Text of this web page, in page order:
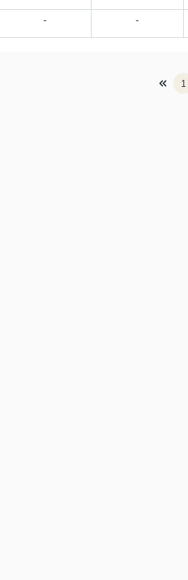
- -
1